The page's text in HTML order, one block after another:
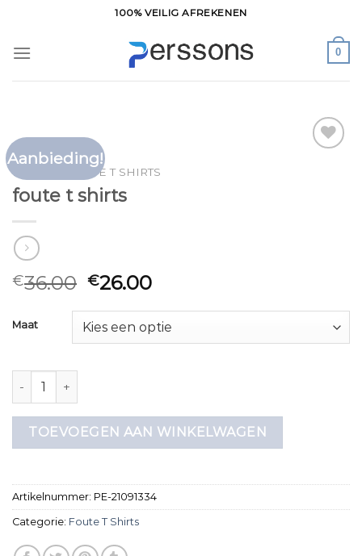
inhoud
100% VEILIG AFREKENEN
0
Aanbieding!
HOME FOUTE T SHIRTS
foute t shirts
€36.00 €26.00
Maat
foute t shirts aantal
TOEVOEGEN AAN WINKELWAGEN
Artikelnummer: PE-21091334
Categorie: Foute T Shirts